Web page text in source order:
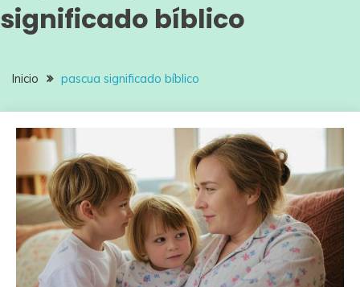
significado bíblico
Inicio pascua significado bíblico